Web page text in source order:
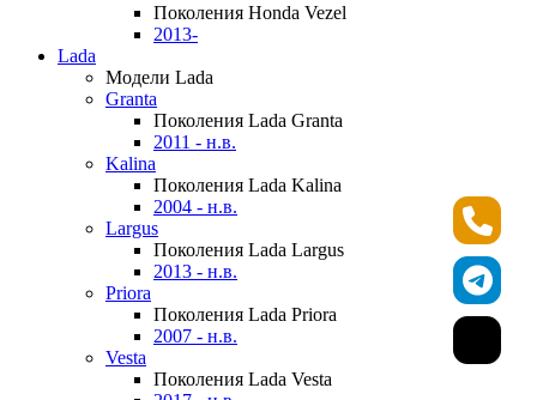
Поколения Honda Vezel
2013-
Lada
Модели Lada
Granta
Поколения Lada Granta
2011 - н.в.
Kalina
Поколения Lada Kalina
2004 - н.в.
Largus
Поколения Lada Largus
2013 - н.в.
Priora
Поколения Lada Priora
2007 - н.в.
Vesta
Поколения Lada Vesta